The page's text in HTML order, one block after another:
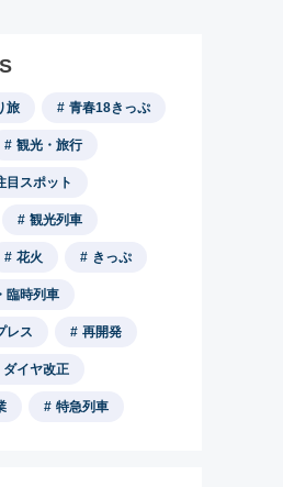
旅 青春18きっぷ
観光・旅行
目スポット
観光列車
花火 きっぷ
臨時列車
レス 再開発
ダイヤ改正
特急列車